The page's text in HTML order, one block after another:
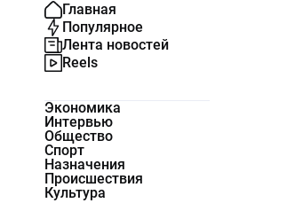
Главная
Популярное
Лента новостей
Reels
Экономика
Интервью
Общество
Спорт
Назначения
Происшествия
Культура